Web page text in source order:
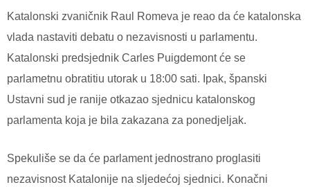
Katalonski zvaničnik Raul Romeva je reao da će katalonska
vlada nastaviti debatu o nezavisnosti u parlamentu.
Katalonski predsjednik Carles Puigdemont će se
parlametnu obratitiu utorak u 18:00 sati. Ipak, španski
Ustavni sud je ranije otkazao sjednicu katalonskog
parlamenta koja je bila zakazana za ponedjeljak.
Spekuliše se da će parlament jednostrano proglasiti
nezavisnost Katalonije na sljedećoj sjednici. Konačni